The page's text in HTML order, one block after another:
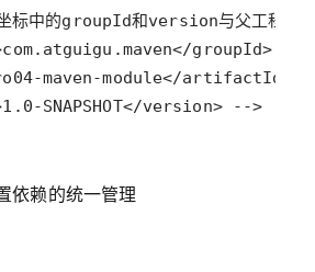
SNAPSHOT</version> -->
依赖的统一管理